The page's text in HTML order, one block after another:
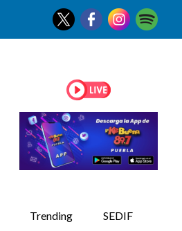
Trending SEDIF